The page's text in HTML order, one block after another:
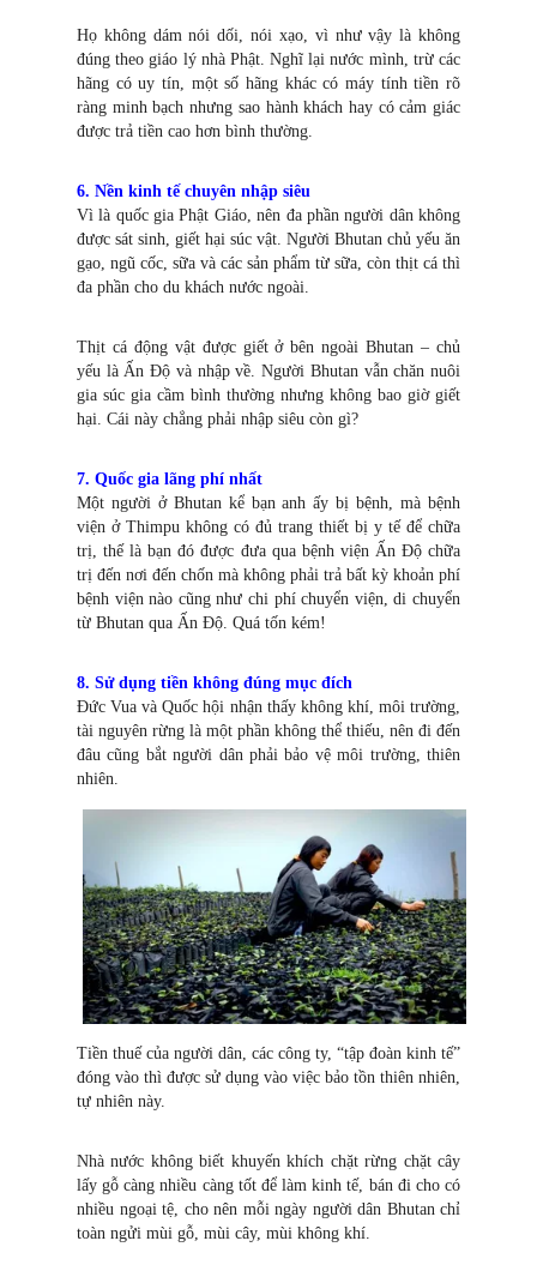
Họ không dám nói dối, nói xạo, vì như vậy là không
đúng theo giáo lý nhà Phật. Nghĩ lại nước mình, trừ các
hãng có uy tín, một số hãng khác có máy tính tiền rõ
ràng minh bạch nhưng sao hành khách hay có cảm giác
được trả tiền cao hơn bình thường.
6. Nền kinh tế chuyên nhập siêu
Vì là quốc gia Phật Giáo, nên đa phần người dân không
được sát sinh, giết hại súc vật. Người Bhutan chủ yếu ăn
gạo, ngũ cốc, sữa và các sản phẩm từ sữa, còn thịt cá thì
đa phần cho du khách nước ngoài.
Thịt cá động vật được giết ở bên ngoài Bhutan – chủ
yếu là Ấn Độ và nhập về. Người Bhutan vẫn chăn nuôi
gia súc gia cầm bình thường nhưng không bao giờ giết
hại. Cái này chẳng phải nhập siêu còn gì?
7. Quốc gia lãng phí nhất
Một người ở Bhutan kể bạn anh ấy bị bệnh, mà bệnh
viện ở Thimpu không có đủ trang thiết bị y tế để chữa
trị, thế là bạn đó được đưa qua bệnh viện Ấn Độ chữa
trị đến nơi đến chốn mà không phải trả bất kỳ khoản phí
bệnh viện nào cũng như chi phí chuyển viện, di chuyển
từ Bhutan qua Ấn Độ. Quá tốn kém!
8. Sử dụng tiền không đúng mục đích
Đức Vua và Quốc hội nhận thấy không khí, môi trường,
tài nguyên rừng là một phần không thể thiếu, nên đi đến
đâu cũng bắt người dân phải bảo vệ môi trường, thiên
nhiên.
Tiền thuế của người dân, các công ty, “tập đoàn kinh tế”
đóng vào thì được sử dụng vào việc bảo tồn thiên nhiên,
tự nhiên này.
Nhà nước không biết khuyến khích chặt rừng chặt cây
lấy gỗ càng nhiều càng tốt để làm kinh tế, bán đi cho có
nhiều ngoại tệ, cho nên mỗi ngày người dân Bhutan chỉ
toàn ngửi mùi gỗ, mùi cây, mùi không khí.